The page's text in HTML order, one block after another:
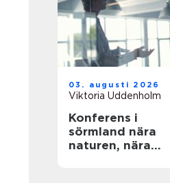
03. augusti 2026
Viktoria Uddenholm
Konferens i
sörmland nära
naturen, nära